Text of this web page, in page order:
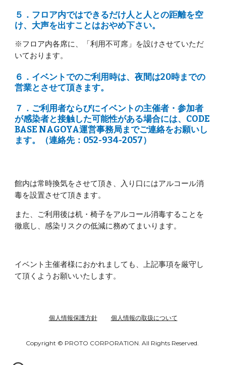
５．フロア内ではできるだけ人と人との距離を空
け、大声を出すことはおやめ下さい。
※フロア内各席に、「利用不可席」を設けさせていただ
いております。
６．イベントでのご利用時は、夜間は20時までの
営業とさせて頂きます。
７．ご利用者ならびにイベントの主催者・参加者
が感染者と接触した可能性がある場合には、CODE
BASE NAGOYA運営事務局までご連絡をお願いし
ます。（連絡先：052-934-2057）
館内は常時換気をさせて頂き、入り口にはアルコール消
毒を設置させて頂きます。
また、ご利用後は机・椅子をアルコール消毒することを
徹底し、感染リスクの低減に務めてまいります。
イベント主催者様におかれましても、上記事項を厳守し
て頂くようお願いいたします。
個人情報保護方針 個人情報の取扱について
Copyright © PROTO CORPORATION. All Rights Reserved.